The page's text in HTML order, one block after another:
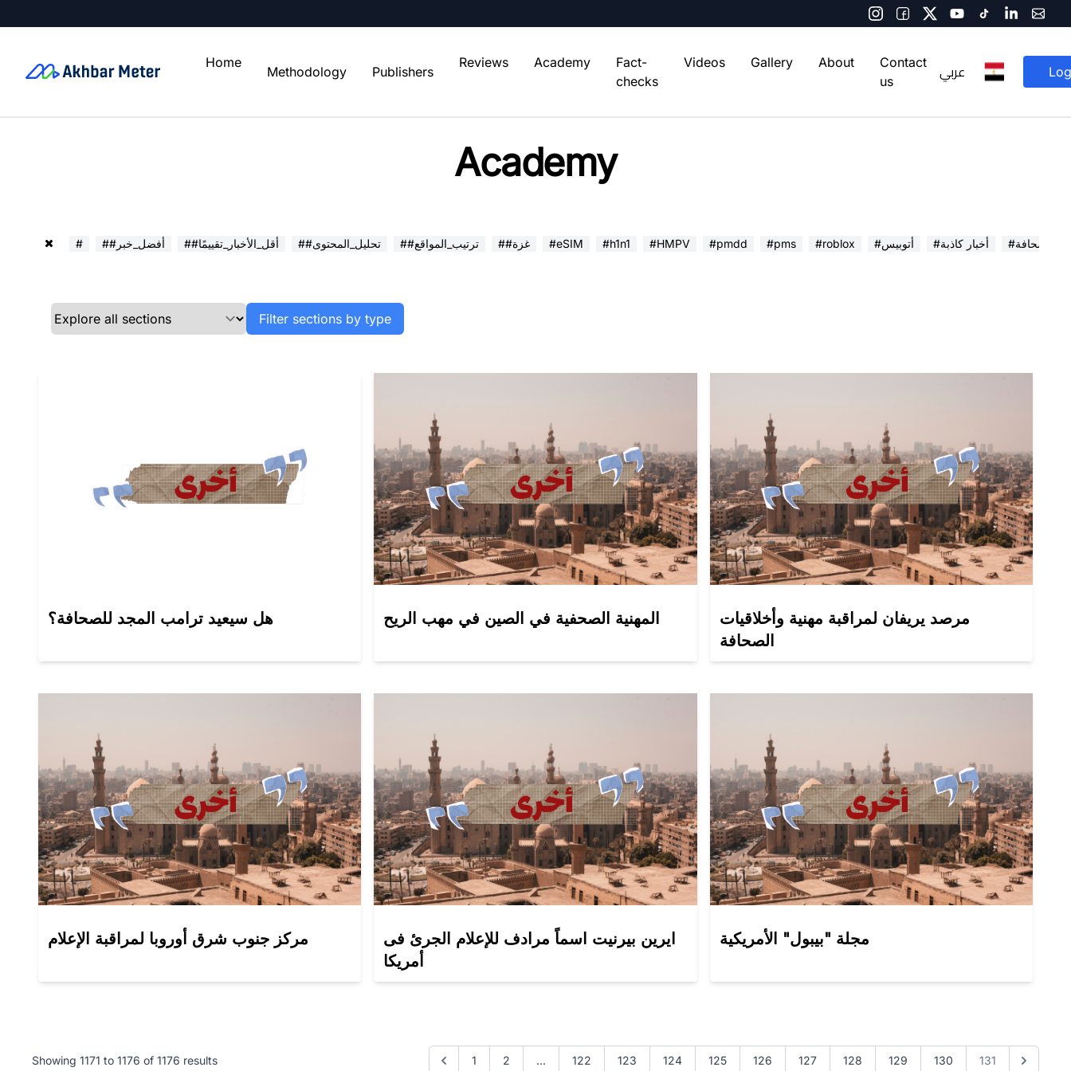
Home
Methodology Publishers
Reviews Academy
Fact-
checks
Videos Gallery About
Contact
us
عربي
Academy
# ##أفضل_خبر ##أقل_الأخبار_تقييمًا ##تحليل_المحتوى ##ترتيب_المواقع ##غزة #eSIM #h1n1 #HMPV #pmdd #pms #roblox #أتوبيس #أخبار كاذبة في الصحافة
Filter sections by type
هل سيعيد ترامب المجد للصحافة؟ المهنية الصحفية في الصين في مهب الريح
مرصد يريفان لمراقبة مهنية وأخلاقيات
الصحافة
مركز جنوب شرق أوروبا لمراقبة الإعلام
ايرين بيرنيت اسماً مرادف للإعلام الجرئ فى
أمريكا
مجلة "بيبول" الأمريكية
Showing 1171 to 1176 of 1176 results 1 2 ... 122 123 124 125 126 127 128 129 130 131